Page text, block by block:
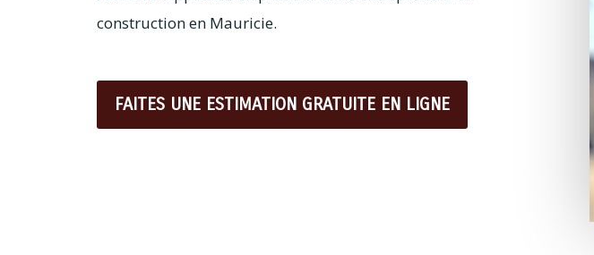
construction en Mauricie.
FAITES UNE ESTIMATION GRATUITE EN LIGNE